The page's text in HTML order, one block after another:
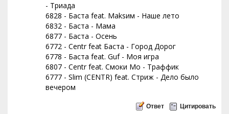
- Триада
6828 - Баста feat. Maksим - Наше лето
6832 - Баста - Мама
6877 - Баста - Осень
6772 - Centr feat Баста - Город Дорог
6778 - Баста feat. Guf - Моя игра
6807 - Centr feat. Смоки Мо - Траффик
6777 - Slim (CENTR) feat. Стриж - Дело было
вечером
Ответ Цитировать